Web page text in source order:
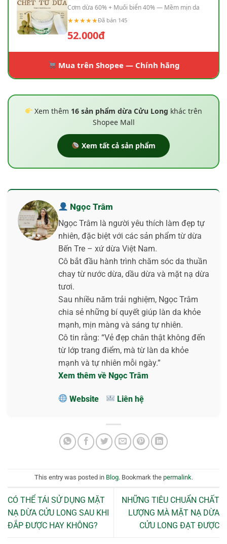
Cơm dừa 60% + Muối biển 40% — Mềm mịn da
★★★★★Đã bán 145
52.000đ
Mua trên Shopee — Chính hãng
Xem thêm 16 sản phẩm dừa Cửu Long khác trên
Shopee Mall
Xem tất cả sản phẩm
Ngọc Trâm
Ngọc Trâm là người yêu thích làm đẹp tự
nhiên, đặc biệt với các sản phẩm từ dừa
Bến Tre – xứ dừa Việt Nam.
Cô bắt đầu hành trình chăm sóc da thuần
chay từ nước dừa, dầu dừa và mặt nạ dừa
tươi.
Sau nhiều năm trải nghiệm, Ngọc Trâm
chia sẻ những bí quyết giúp làn da khỏe
mạnh, mịn màng và sáng tự nhiên.
Cô tin rằng: “Vẻ đẹp chân thật không đến
từ lớp trang điểm, mà từ làn da khỏe
mạnh và tự nhiên mỗi ngày.”
Xem thêm về Ngọc Trâm
Website Liên hệ
This entry was posted in Blog. Bookmark the permalink.
CÓ THỂ TÁI SỬ DỤNG MẶT
NẠ DỪA CỬU LONG SAU KHI
ĐẮP ĐƯỢC HAY KHÔNG?
NHỮNG TIÊU CHUẨN CHẤT
LƯỢNG MÀ MẶT NẠ DỪA
CỬU LONG ĐẠT ĐƯỢC